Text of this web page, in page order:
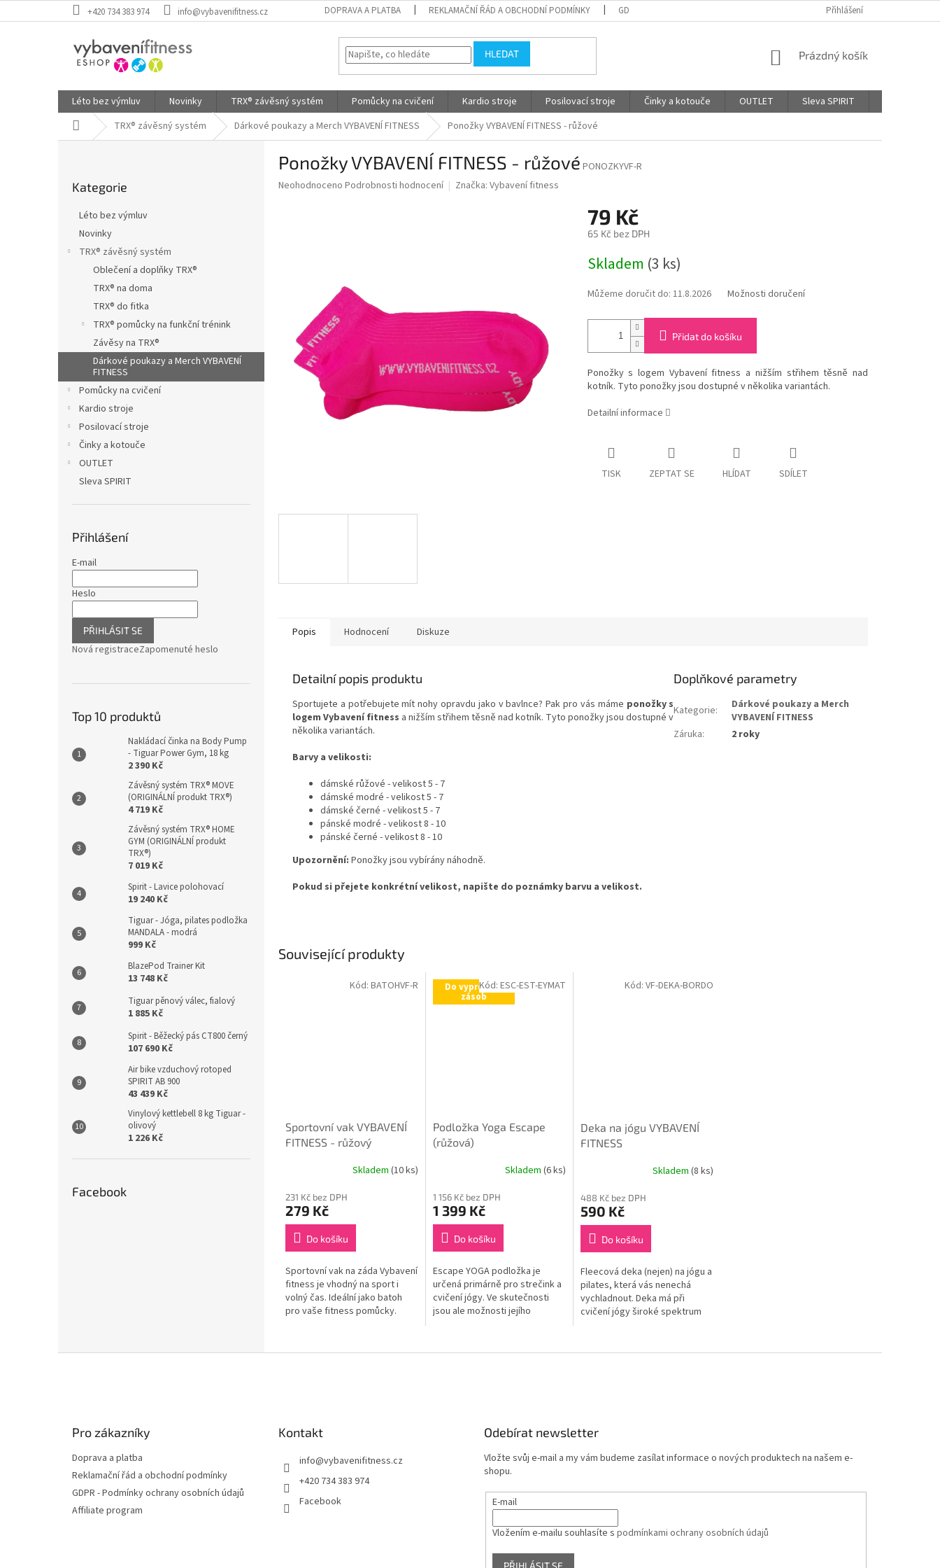
na
+420 734 383 974 info@vybavenifitness.cz DOPRAVA A PLATBA REKLAMAČNÍ ŘÁD A OBCHODNÍ PODMÍNKY GDPR - PODMÍNKY OCHRANY OSOBNÍCH ÚDAJŮ AFFILIATE PROGRAM
Přihlášení
HLEDAT
NÁKUPNÍ
Prázdný košík
Léto bez výmluv Novinky TRX® závěsný systém Pomůcky na cvičení Kardio stroje Posilovací stroje Činky a kotouče OUTLET Sleva SPIRIT
Domů TRX® závěsný systém Dárkové poukazy a Merch VYBAVENÍ FITNESS Ponožky VYBAVENÍ FITNESS - růžové
l
kategorie
Kategorie
Léto bez výmluv
Novinky
TRX® závěsný systém
Oblečení a doplňky TRX®
TRX® na doma
TRX® do fitka
TRX® pomůcky na funkční trénink
Závěsy na TRX®
Dárkové poukazy a Merch VYBAVENÍ
FITNESS
Pomůcky na cvičení
Kardio stroje
Posilovací stroje
Činky a kotouče
OUTLET
Sleva SPIRIT
Přihlášení
E-mail
Heslo
PŘIHLÁSIT SE
Nová registraceZapomenuté heslo
Top 10 produktů
Nakládací činka na Body Pump
- Tiguar Power Gym, 18 kg
2 390 Kč
Závěsný systém TRX® MOVE
(ORIGINÁLNÍ produkt TRX®)
4 719 Kč
Závěsný systém TRX® HOME
GYM (ORIGINÁLNÍ produkt
TRX®)
7 019 Kč
Spirit - Lavice polohovací
19 240 Kč
Tiguar - Jóga, pilates podložka
MANDALA - modrá
999 Kč
BlazePod Trainer Kit
13 748 Kč
Tiguar pěnový válec, fialový
1 885 Kč
Spirit - Běžecký pás CT800 černý
107 690 Kč
Air bike vzduchový rotoped
SPIRIT AB 900
43 439 Kč
Vinylový kettlebell 8 kg Tiguar -
olivový
1 226 Kč
Facebook
Ponožky VYBAVENÍ FITNESS - růžové PONOZKYVF-R
Průměrné
Neohodnoceno Podrobnosti hodnocení Značka: Vybavení fitness
79 Kč
65 Kč bez DPH
cena:
Skladem (3 ks)
Můžeme doručit do: 11.8.2026 Možnosti doručení
Přidat do košíku
Ponožky s logem Vybavení fitness a nižším střihem těsně nad
kotník. Tyto ponožky jsou dostupné v několika variantách.
Detailní informace
TISK ZEPTAT SE HLÍDAT SDÍLET
Související produkty
Sportovní vak VYBAVENÍ
FITNESS - růžový
Skladem (10 ks)
231 Kč bez DPH
279 Kč
Do košíku
Sportovní vak na záda Vybavení
fitness je vhodný na sport i
volný čas. Ideální jako batoh
pro vaše fitness pomůcky.
Kód: BATOHVF-R Do vyprodání
zásob
Podložka Yoga Escape
(růžová)
Skladem (6 ks)
1 156 Kč bez DPH
1 399 Kč
Do košíku
Escape YOGA podložka je
určená primárně pro strečink a
cvičení jógy. Ve skutečnosti
jsou ale možnosti jejího
fitness...
Kód: ESC-EST-EYMAT
Deka na jógu VYBAVENÍ
FITNESS
Skladem(8 ks)
488 Kč bez DPH
590 Kč
Do košíku
Fleecová deka (nejen) na jógu a
pilates, která vás nenechá
vychladnout. Deka má při
cvičení jógy široké spektrum
Kód:VF-DEKA-BORDO
Popis Hodnocení Diskuze
Detailní popis produktu
Sportujete a potřebujete mít nohy opravdu jako v bavlnce? Pak pro vás máme ponožky s
logem Vybavení fitness a nižším střihem těsně nad kotník. Tyto ponožky jsou dostupné v
několika variantách.
Barvy a velikosti:
dámské růžové - velikost 5 - 7
dámské modré - velikost 5 - 7
dámské černé - velikost 5 - 7
pánské modré - velikost 8 - 10
pánské černé - velikost 8 - 10
Upozornění: Ponožky jsou vybírány náhodně.
Pokud si přejete konkrétní velikost, napište do poznámky barvu a velikost.
Doplňkové parametry
Kategorie:
Dárkové poukazy a Merch
VYBAVENÍ FITNESS
Záruka: 2 roky
Pro zákazníky
Doprava a platba
Reklamační řád a obchodní podmínky
GDPR - Podmínky ochrany osobních údajů
Affiliate program
Kontakt
info@vybavenifitness.cz
+420 734 383 974
Facebook
Odebírat newsletter
Vložte svůj e-mail a my vám budeme zasílat informace o nových produktech na našem e-
shopu.
E-mail
Vložením e-mailu souhlasíte s podmínkami ochrany osobních údajů
PŘIHLÁSIT SE